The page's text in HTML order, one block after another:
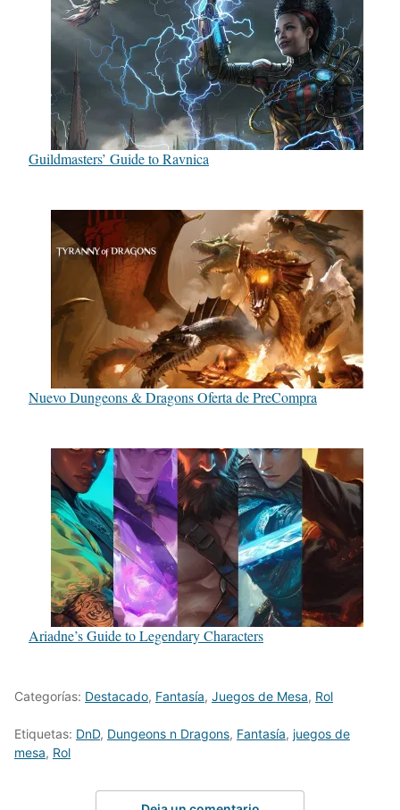
Guildmasters’ Guide to Ravnica
Nuevo Dungeons & Dragons Oferta de PreCompra
Ariadne’s Guide to Legendary Characters
Categorías: Destacado, Fantasía, Juegos de Mesa, Rol
Etiquetas: DnD, Dungeons n Dragons, Fantasía, juegos de
mesa, Rol